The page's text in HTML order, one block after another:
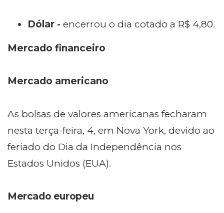
Dólar - encerrou o dia cotado a R$ 4,80.
Mercado financeiro
Mercado americano
As bolsas de valores americanas fecharam
nesta terça-feira, 4, em Nova York, devido ao
feriado do Dia da Independência nos
Estados Unidos (EUA).
Mercado europeu